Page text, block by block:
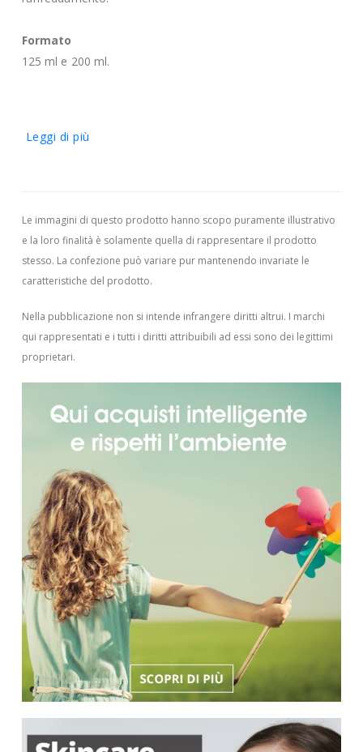
Formato
125 ml e 200 ml.
Leggi di più
Le immagini di questo prodotto hanno scopo puramente illustrativo
e la loro finalità è solamente quella di rappresentare il prodotto
stesso. La confezione può variare pur mantenendo invariate le
caratteristiche del prodotto.
Nella pubblicazione non si intende infrangere diritti altrui. I marchi
qui rappresentati e i tutti i diritti attribuibili ad essi sono dei legittimi
proprietari.